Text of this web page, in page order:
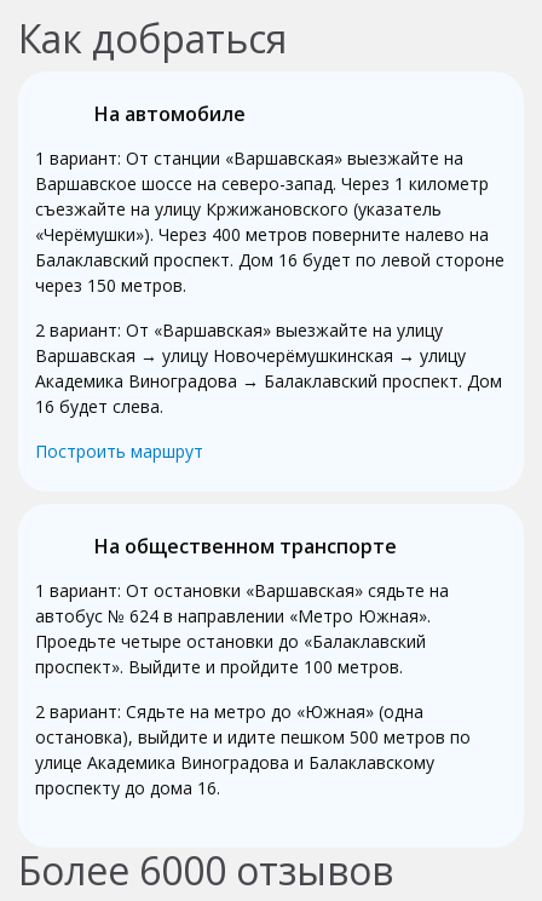
Как добраться
На автомобиле
1 вариант: От станции «Варшавская» выезжайте на
Варшавское шоссе на северо-запад. Через 1 километр
съезжайте на улицу Кржижановского (указатель
«Черёмушки»). Через 400 метров поверните налево на
Балаклавский проспект. Дом 16 будет по левой стороне
через 150 метров.
2 вариант: От «Варшавская» выезжайте на улицу
Варшавская → улицу Новочерёмушкинская → улицу
Академика Виноградова → Балаклавский проспект. Дом
16 будет слева.
Построить маршрут
На общественном транспорте
1 вариант: От остановки «Варшавская» сядьте на
автобус № 624 в направлении «Метро Южная».
Проедьте четыре остановки до «Балаклавский
проспект». Выйдите и пройдите 100 метров.
2 вариант: Сядьте на метро до «Южная» (одна
остановка), выйдите и идите пешком 500 метров по
улице Академика Виноградова и Балаклавскому
проспекту до дома 16.
Более 6000 отзывов